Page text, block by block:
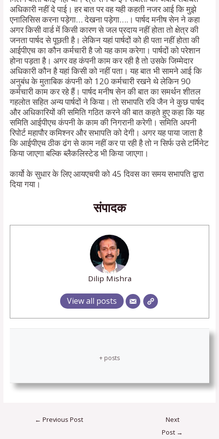
अधिकारी नहीं दे पाई। हर बात पर वह यही कहती नजर आई कि मुझे
एनालिसिस करना पड़ेगा… देखना पड़ेगा….। पार्षद मनीष सेन ने कहा
अगर किसी वार्ड में किसी कारण से जल प्रदाय नहीं होता तो क्षेत्र की
जनता पार्षद से पूछती है। लेकिन यहां पार्षदों को ही पता नहीं होता की
आईपीएच का कौन कर्मचारी है जो यह काम करेगा। पार्षदों को परेशान
होना पड़ता है। अगर वह कंपनी काम कर रही है तो उसके जिम्मेदार
अधिकारी कौन है यहां किसी को नहीं पता। यह बात भी सामने आई कि
अनुबंध के मुताबिक कंपनी को 120 कर्मचारी रखने थे लेकिन 90
कर्मचारी काम कर रहे हैं। पार्षद मनीष सेन की बात का समर्थन शीतल
गहलोत सहित अन्य पार्षदों ने किया। तो सभापति रवि जैन ने कुछ पार्षद
और अधिकारियों की समिति गठित करने की बात कहते हुए कहा कि यह
समिति आईपीएच कंपनी के काम की निगरानी करेगी। समिति अपनी
रिपोर्ट महापौर कमिश्नर और सभापति को देगी। अगर यह पाया जाता है
कि आईपीएच ठीक ढंग से काम नहीं कर पा रही है तो न सिर्फ उसे टर्मिनेट
किया जाएगा बल्कि ब्लैकलिस्टेड भी किया जाएगा।
कार्यो के सुधार के लिए आयएचपी को 45 दिवस का समय सभापति द्वारा
दिया गया।
संपादक
Dilip Mishra
View all posts
+ posts
← Previous Post
Next
Post →